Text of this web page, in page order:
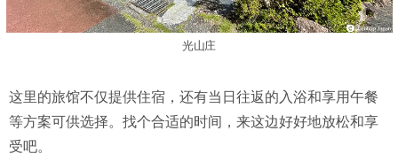
光山庄
这里的旅馆不仅提供住宿，还有当日往返的入浴和享用午餐
等方案可供选择。找个合适的时间，来这边好好地放松和享
受吧。